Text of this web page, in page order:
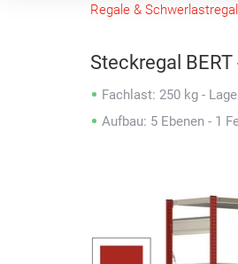
Regale &
Steckregal BERT
Fachlast: 250 kg -
Aufbau: 5 Ebenen - 1